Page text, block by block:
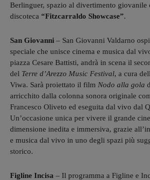
Berlinguer, spazio al divertimento giovanile
discoteca “Fitzcarraldo Showcase”.
San Giovanni – San Giovanni Valdarno
speciale che unisce cinema e musica dal
piazza Cesare Battisti, andrà in scena il
del Terre d’Arezzo Music Festival, a cura
Viwa. Sarà proiettato il film Nodo alla gola
arricchito dalla colonna sonora originale
Francesco Oliveto ed eseguita dal vivo dal
Un’occasione unica per vivere il grande
dimensione inedita e immersiva, grazie
e musica dal vivo in uno degli spazi più
storico.
Figline Incisa – Il programma a Figline e